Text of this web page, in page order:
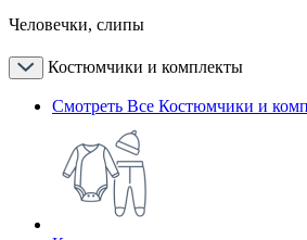
Человечки, слипы
Костюмчики и комплекты
Смотреть Все Костюмчики и